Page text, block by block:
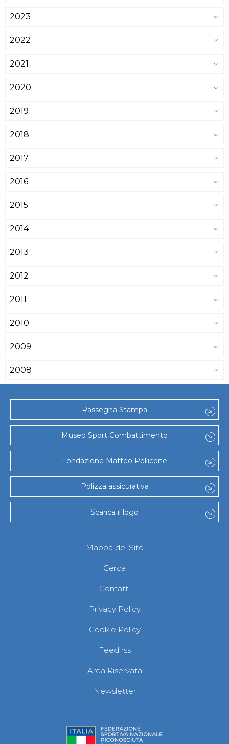
2023
2022
2021
2020
2019
2018
2017
2016
2015
2014
2013
2012
2011
2010
2009
2008
Rassegna Stampa
Museo Sport Combattimento
Fondazione Matteo Pellicone
Polizza assicurativa
Scarica il logo
Mappa del Sito
Cerca
Contatti
Privacy Policy
Cookie Policy
Feed rss
Area Riservata
Newsletter